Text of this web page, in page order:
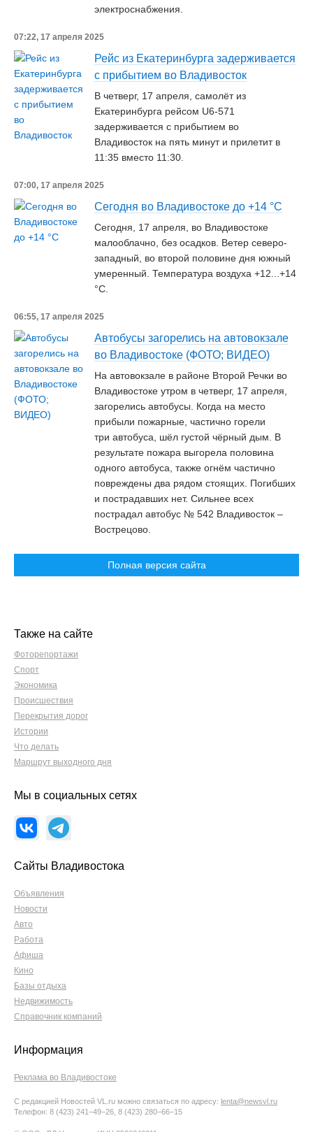
электроснабжения.
07:22, 17 апреля 2025
Рейс из Екатеринбурга задерживается
с прибытием во Владивосток
В четверг, 17 апреля, самолёт из
Екатеринбурга рейсом U6-571
задерживается с прибытием во
Владивосток на пять минут и прилетит в
11:35 вместо 11:30.
07:00, 17 апреля 2025
Сегодня во Владивостоке до +14 °С
Сегодня, 17 апреля, во Владивостоке
малооблачно, без осадков. Ветер северо-
западный, во второй половине дня южный
умеренный. Температура воздуха +12...+14
°C.
06:55, 17 апреля 2025
Автобусы загорелись на автовокзале
во Владивостоке (ФОТО; ВИДЕО)
На автовокзале в районе Второй Речки во
Владивостоке утром в четверг, 17 апреля,
загорелись автобусы. Когда на место
прибыли пожарные, частично горели
три автобуса, шёл густой чёрный дым. В
результате пожара выгорела половина
одного автобуса, также огнём частично
повреждены два рядом стоящих. Погибших
и пострадавших нет. Сильнее всех
пострадал автобус № 542 Владивосток –
Вострецово.
Полная версия сайта
Также на сайте
Фоторепортажи
Спорт
Экономика
Происшествия
Перекрытия дорог
Истории
Что делать
Маршрут выходного дня
Мы в социальных сетях
Сайты Владивостока
Объявления
Новости
Авто
Работа
Афиша
Кино
Базы отдыха
Недвижимость
Справочник компаний
Информация
Реклама во Владивостоке
С редакцией Новостей VL.ru можно связаться по адресу: lenta@newsvl.ru
Телефон: 8 (423) 241−49−26, 8 (423) 280−66−15